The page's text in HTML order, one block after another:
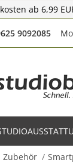
ab 6,99
9092085
Zubehör